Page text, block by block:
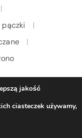
pączki
jakość
ciasteczek używamy,